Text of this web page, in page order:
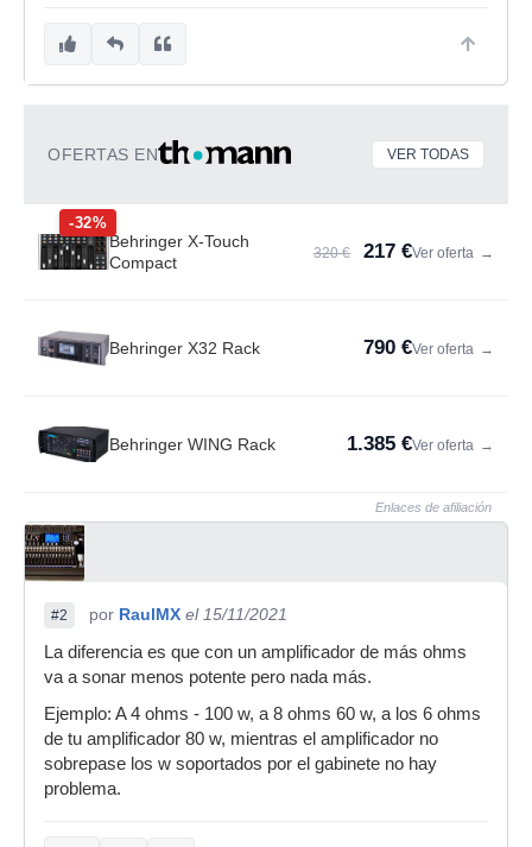
OFERTAS EN VER TODAS
-32%
Behringer X-Touch
Compact
320 € 217 €Ver oferta →
Behringer X32 Rack 790 €Ver oferta →
Behringer WING Rack 1.385 €Ver oferta →
Enlaces de afiliación
#2 por RaulMX el 15/11/2021
La diferencia es que con un amplificador de más ohms
va a sonar menos potente pero nada más.
Ejemplo: A 4 ohms - 100 w, a 8 ohms 60 w, a los 6 ohms
de tu amplificador 80 w, mientras el amplificador no
sobrepase los w soportados por el gabinete no hay
problema.